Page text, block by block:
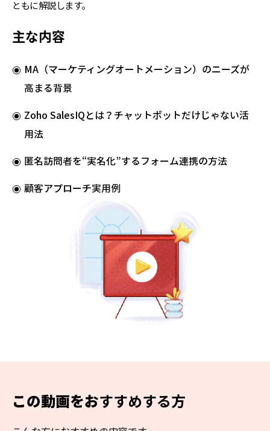
ともに解説します。
主な内容
MA（マーケティングオートメーション）のニーズが
高まる背景
Zoho SalesIQとは？チャットボットだけじゃない活
用法
匿名訪問者を“実名化”するフォーム連携の方法
顧客アプローチ実用例
この動画をおすすめする方